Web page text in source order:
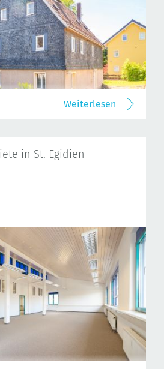
Weiterlesen
in St. Egidien